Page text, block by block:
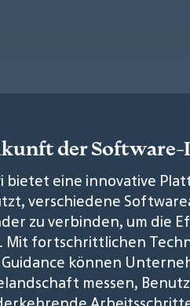
der
bietet eine innovative
verschiedene
zu verbinden, um die
Mit fortschrittlichen
können
messen,